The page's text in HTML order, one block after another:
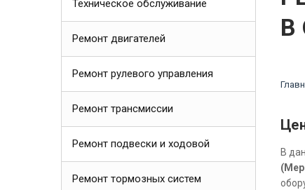
В
В
Техническое обслуживание
Ремонт двигателей
Ремонт рулевого управления
Ремонт трансмиссии
Ремонт подвески и ходовой
Ремонт тормозных систем